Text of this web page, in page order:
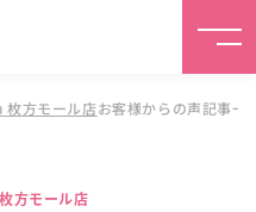
方モール店お客様からの声記事一
方モール店